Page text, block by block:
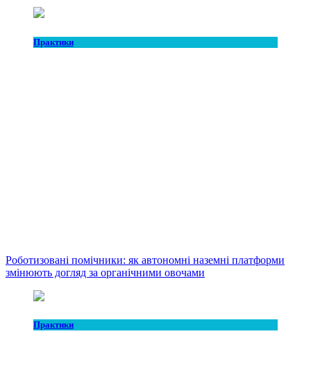
Практики
Роботизовані помічники: як автономні наземні платформи
змінюють догляд за органічними овочами
Практики